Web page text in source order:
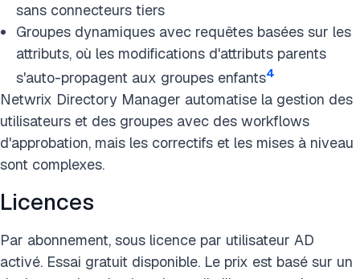
sans connecteurs tiers
Groupes dynamiques avec requêtes basées sur les
attributs, où les modifications d'attributs parents
s'auto-propagent aux groupes enfants4
Netwrix Directory Manager automatise la gestion des
utilisateurs et des groupes avec des workflows
d'approbation, mais les correctifs et les mises à niveau
sont complexes.
Licences
Par abonnement, sous licence par utilisateur AD
activé. Essai gratuit disponible. Le prix est basé sur un